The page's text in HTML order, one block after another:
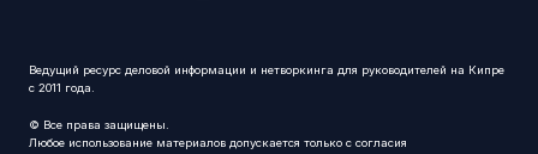
Ведущий ресурс деловой информации и нетворкинга для руководителей на Кипре
с 2011 года.
© Все права защищены.
Любое использование материалов допускается только с согласия